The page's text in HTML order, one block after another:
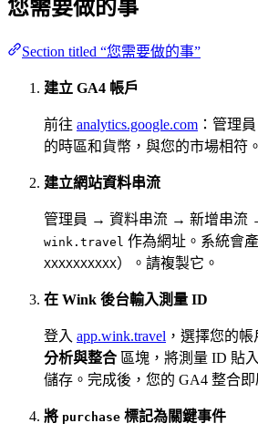
您需要做的事
Section titled “您需要做的事”
建立 GA4 帳戶
前往 analytics.google.com ：管理
的時區和貨幣，與您的市場相符。
建立網站資料串流
管理員 → 資料串流 → 新增串流
wink.travel 作為網址。系統會
XXXXXXXXXX）。請複製它。
在 Wink 後台輸入測量 ID
登入 app.wink.travel ，選擇您的
分析與整合 區塊，將測量 ID 貼入
儲存。完成後，您的 GA4 整合即
將 purchase 標記為關鍵事件